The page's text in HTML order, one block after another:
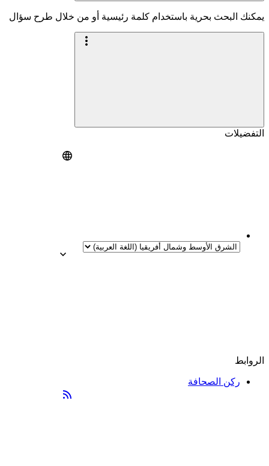
يمكنك البحث بحرية باستخدام كلمة رئيسية أو من خلال طرح سؤال
التفضيلات
الروابط
ركن الصحافة